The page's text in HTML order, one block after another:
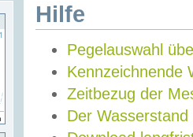
Hilfe
Pegelauswahl
Kennzeichnende
Zeitbezug der
Der Wasserstand